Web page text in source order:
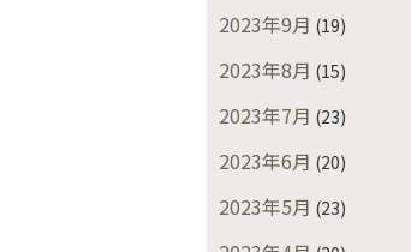
2023年9月 (19)
2023年8月 (15)
2023年7月 (23)
2023年6月 (20)
2023年5月 (23)